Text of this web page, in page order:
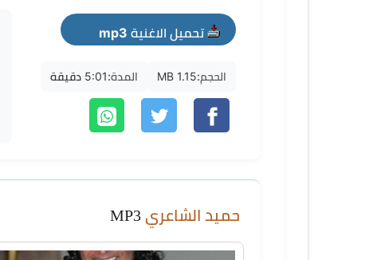
تحميل الاغنية mp3
الحجم:1.15 MB المدة:5:01 دقيقة
حميد الشاعري